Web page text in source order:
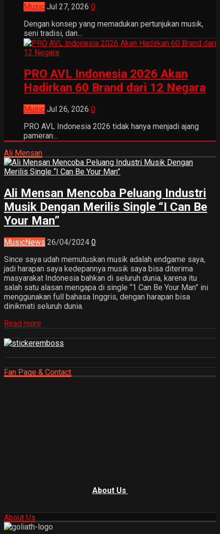
Music Jul 27, 2026 0
Dengan konsep yang memadukan pertunjukan musik,
seni tradisi, dan...
PRO AVL Indonesia 2026 Akan
Hadirkan 60 Brand dari 12 Negara
Music Jul 26, 2026 0
PRO AVL Indonesia 2026 tidak hanya menjadi ajang
pameran...
Ali Mensan
Ali Mensan Mencoba Peluang Industri
Musik Dengan Merilis Single “I Can Be
Your Man”
MusicNews 26/04/2024 0
Since saya udah memutuskan musik adalah endgame saya,
jadi harapan saya kedepannya musik saya bisa diterima
masyarakat Indonesia bahkan di seluruh dunia, karena itu
salah satu alasan mengapa di single “1 Can Be Your Man” ini
menggunakan full bahasa Inggris, dengan harapan bisa
dinikmati seluruh dunia.
Read more
Fan Page & Contact
About Us
About Us